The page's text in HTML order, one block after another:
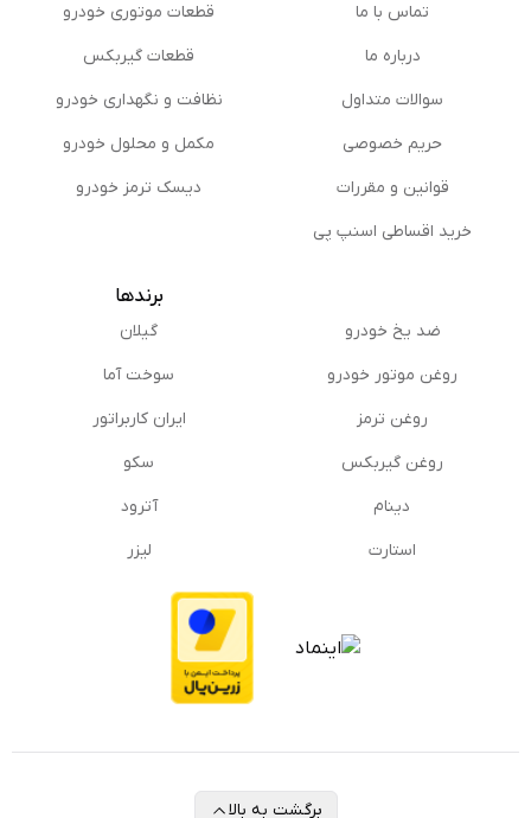
تماس با ما
درباره ما
سوالات متداول
حریم خصوصی
قوانین و مقررات
خرید اقساطی اسنپ پی
قطعات موتوری خودرو
قطعات گیربکس
نظافت و نگهداری خودرو
مكمل و محلول خودرو
دیسک ترمز خودرو
ضد یخ خودرو
روغن موتور خودرو
روغن ترمز
روغن گیربكس
دینام
استارت
برندها
گیلان
سوخت آما
ایران کاربراتور
سکو
آترود
لیزر
برگشت به بالا